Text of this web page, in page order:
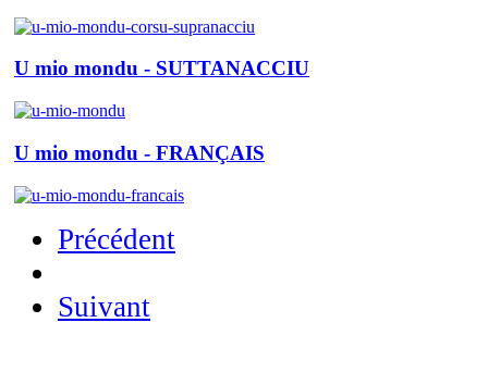
U mio mondu - SUTTANACCIU
U mio mondu - FRANÇAIS
Précédent
Suivant